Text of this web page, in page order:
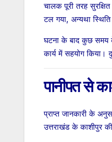
चालक पूरी तरह
टल गया, अन्यथा
घटना के बाद कुछ समय
कार्य में सहयोग किया।
पानीपत से
प्राप्त जानकारी के
उत्तराखंड के काशीपुर